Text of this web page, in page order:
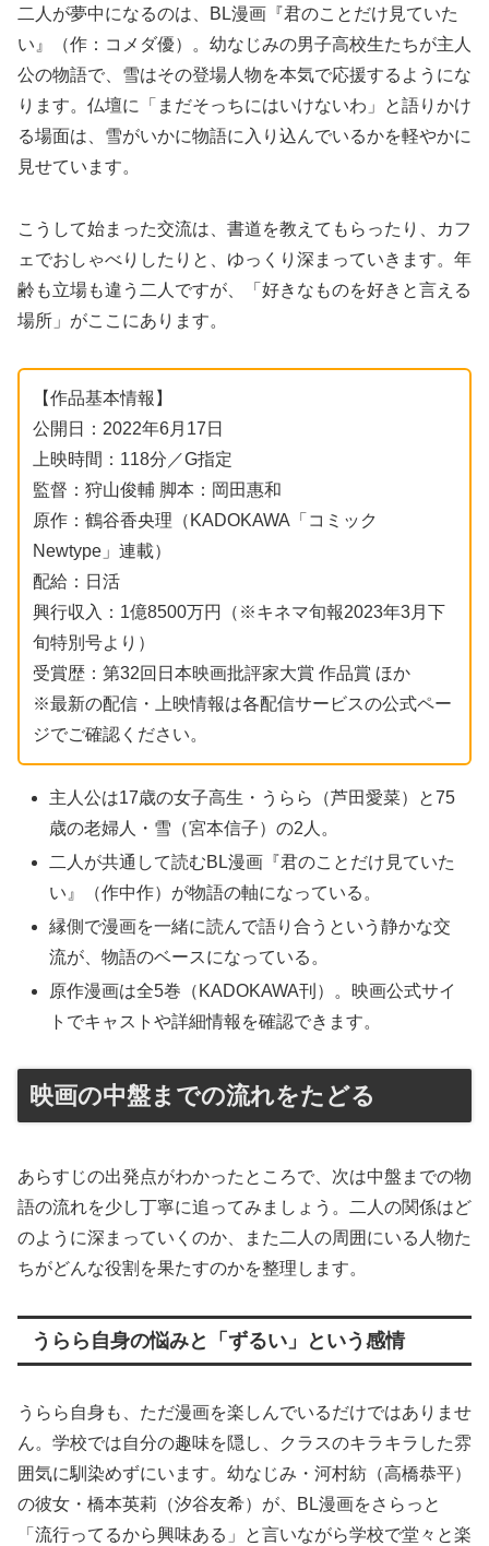
二人が夢中になるのは、BL漫画『君のことだけ見ていた
い』（作：コメダ優）。幼なじみの男子高校生たちが主人
公の物語で、雪はその登場人物を本気で応援するようにな
ります。仏壇に「まだそっちにはいけないわ」と語りかけ
る場面は、雪がいかに物語に入り込んでいるかを軽やかに
見せています。
こうして始まった交流は、書道を教えてもらったり、カフ
ェでおしゃべりしたりと、ゆっくり深まっていきます。年
齢も立場も違う二人ですが、「好きなものを好きと言える
場所」がここにあります。
【作品基本情報】
公開日：2022年6月17日
上映時間：118分／G指定
監督：狩山俊輔 脚本：岡田惠和
原作：鶴谷香央理（KADOKAWA「コミック
Newtype」連載）
配給：日活
興行収入：1億8500万円（※キネマ旬報2023年3月下
旬特別号より）
受賞歴：第32回日本映画批評家大賞 作品賞 ほか
※最新の配信・上映情報は各配信サービスの公式ペー
ジでご確認ください。
主人公は17歳の女子高生・うらら（芦田愛菜）と75
歳の老婦人・雪（宮本信子）の2人。
二人が共通して読むBL漫画『君のことだけ見ていた
い』（作中作）が物語の軸になっている。
縁側で漫画を一緒に読んで語り合うという静かな交
流が、物語のベースになっている。
原作漫画は全5巻（KADOKAWA刊）。映画公式サイ
トでキャストや詳細情報を確認できます。
映画の中盤までの流れをたどる
あらすじの出発点がわかったところで、次は中盤までの物
語の流れを少し丁寧に追ってみましょう。二人の関係はど
のように深まっていくのか、また二人の周囲にいる人物た
ちがどんな役割を果たすのかを整理します。
うらら自身の悩みと「ずるい」という感情
うらら自身も、ただ漫画を楽しんでいるだけではありませ
ん。学校では自分の趣味を隠し、クラスのキラキラした雰
囲気に馴染めずにいます。幼なじみ・河村紡（高橋恭平）
の彼女・橋本英莉（汐谷友希）が、BL漫画をさらっと
「流行ってるから興味ある」と言いながら学校で堂々と楽